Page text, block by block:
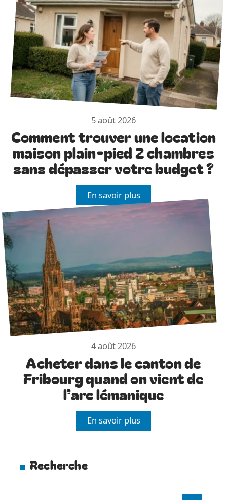
5 août 2026
Comment trouver une location
maison plain-pied 2 chambres
sans dépasser votre budget ?
En savoir plus
4 août 2026
Acheter dans le canton de
Fribourg quand on vient de
l’arc lémanique
En savoir plus
Recherche